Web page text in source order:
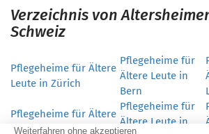
Verzeichnis von
Schweiz
Pflegeheime für Ältere
Leute in Zürich
Pflegeheime für
Ältere Leute in
Bern
Pflegeheime für Ältere
Leute in Schwyz
Pflegeheime für
Ältere Leute in